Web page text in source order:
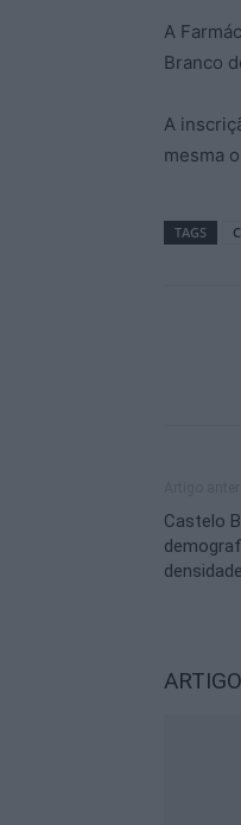
A
Branco
A
mesma
TAGS
Castelo
densidade